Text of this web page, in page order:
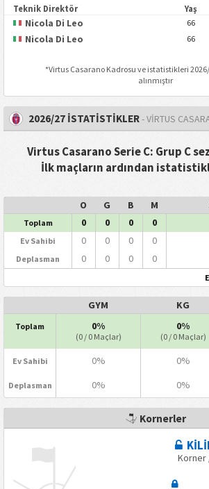
Teknik Direktör Yaş
Nicola Di Leo 66
Nicola Di Leo 66
*Virtus Casarano Kadrosu ve istatistikleri
alınmıştır
2026/27 İSTATİSTİKLER- VIRTUS
Virtus Casarano Serie C: Grup C
İlk maçların ardından
O G B M
Toplam 0 0 0 0
Ev Sahibi 0 0 0 0
Deplasman 0 0 0 0
GYM KG
Toplam 0%
(0 / 0 Maçlar)
0%
(0 / 0 Maçlar)
Ev Sahibi 0% 0%
Deplasman 0% 0%
Kornerler
Korner